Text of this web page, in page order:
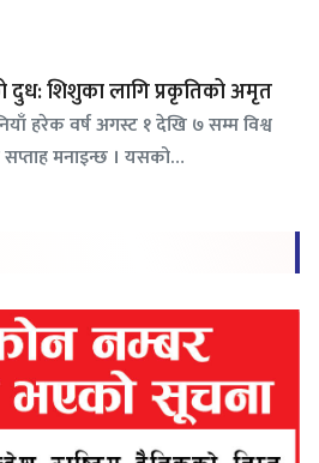
शिशुका लागि प्रकृतिको अमृत
हरेक वर्ष अगस्ट १ देखि ७ सम्म विश्व
सप्ताह मनाइन्छ । यसको…